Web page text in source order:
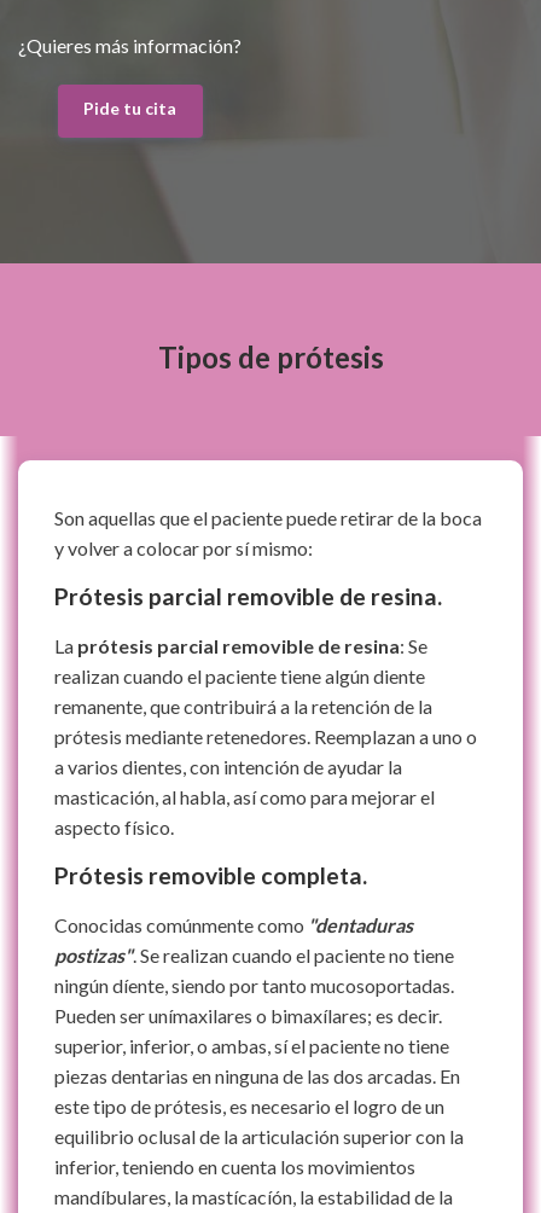
¿Quieres más información?
Pide tu cita
Tipos de prótesis
Son aquellas que el paciente puede retirar de la boca
y volver a colocar por sí mismo:
Prótesis parcial removible de resina.
La prótesis parcial removible de resina: Se
realizan cuando el paciente tiene algún diente
remanente, que contribuirá a la retención de la
prótesis mediante retenedores. Reemplazan a uno o
a varios dientes, con intención de ayudar la
masticación, al habla, así como para mejorar el
aspecto físico.
Prótesis removible completa.
Conocidas comúnmente como "dentaduras
postizas". Se realizan cuando el paciente no tiene
ningún díente, siendo por tanto mucosoportadas.
Pueden ser unímaxilares o bimaxílares; es decir.
superior, inferior, o ambas, sí el paciente no tiene
piezas dentarias en ninguna de las dos arcadas. En
este tipo de prótesis, es necesario el logro de un
equilibrio oclusal de la articulación superior con la
inferior, teniendo en cuenta los movimientos
mandíbulares, la mastícacíón, la estabilidad de la